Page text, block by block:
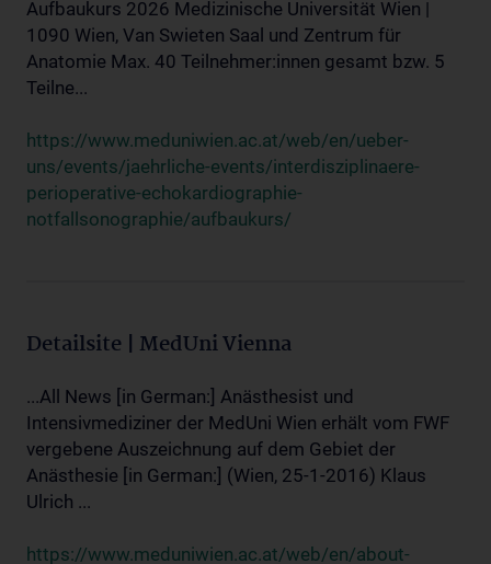
Aufbaukurs 2026 Medizinische Universität Wien |
1090 Wien, Van Swieten Saal und Zentrum für
Anatomie Max. 40 Teilnehmer:innen gesamt bzw. 5
Teilne...
https://www.meduniwien.ac.at/web/en/ueber-
uns/events/jaehrliche-events/interdisziplinaere-
perioperative-echokardiographie-
notfallsonographie/aufbaukurs/
Detailsite | MedUni Vienna
...All News [in German:] Anästhesist und
Intensivmediziner der MedUni Wien erhält vom FWF
vergebene Auszeichnung auf dem Gebiet der
Anästhesie [in German:] (Wien, 25-1-2016) Klaus
Ulrich ...
https://www.meduniwien.ac.at/web/en/about-